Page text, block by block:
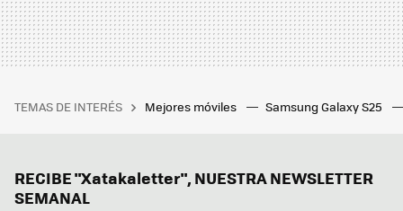
TEMAS DE INTERÉS Mejores móviles Samsung Galaxy S25
RECIBE "Xatakaletter", NUESTRA NEWSLETTER
SEMANAL